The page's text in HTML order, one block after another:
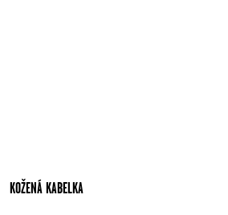
KOŽENÁ KABELKA